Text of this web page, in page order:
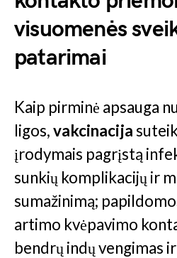
visuomenės
patarimai
Kaip pirminė apsauga
ligos,vakcinacija
įrodymais pagrįstą
sunkių komplikacijų ir
sumažinimą;
artimo kvėpavimo
bendrų indų vengimas